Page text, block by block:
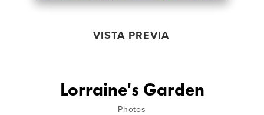
VISTA PREVIA
Lorraine's Garden
Photos